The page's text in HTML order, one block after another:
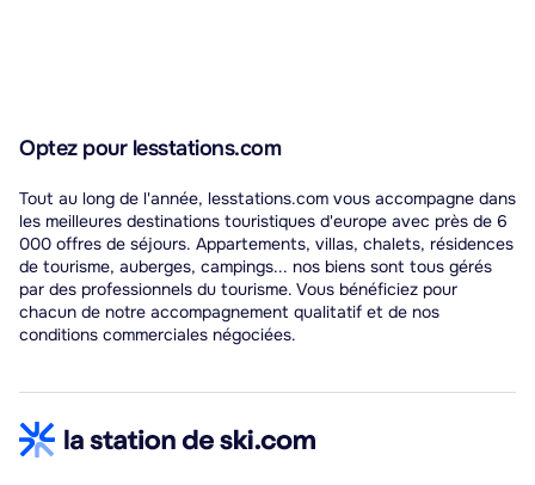
Optez pour lesstations.com
Tout au long de l'année, lesstations.com vous accompagne dans
les meilleures destinations touristiques d'europe avec près de 6
000 offres de séjours. Appartements, villas, chalets, résidences
de tourisme, auberges, campings... nos biens sont tous gérés
par des professionnels du tourisme. Vous bénéficiez pour
chacun de notre accompagnement qualitatif et de nos
conditions commerciales négociées.